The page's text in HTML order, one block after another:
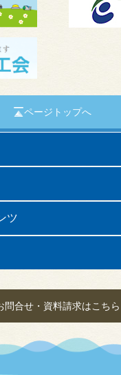
ページトップへ
ツ
問合せ・資料請求はこちら